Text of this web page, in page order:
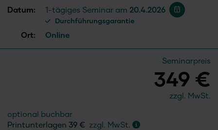
Datum:
1-tägiges Seminar am 20.4.2026
Durchführungsgarantie
Ort: Online
Seminarpreis
349 €
zzgl. MwSt.
optional buchbar
Printunterlagen 39 € zzgl. MwSt.